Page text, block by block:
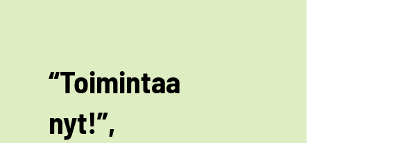
“Toimintaa
nyt!”,